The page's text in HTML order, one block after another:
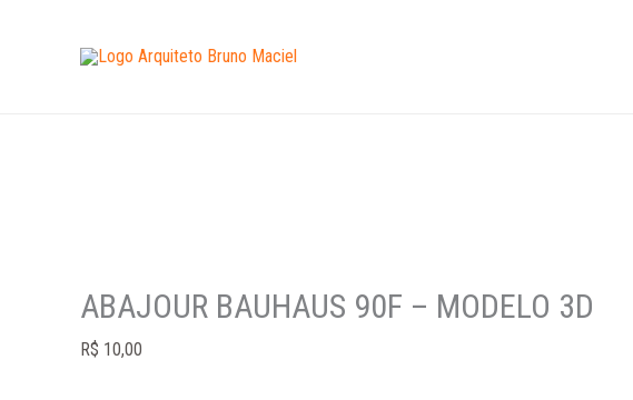
ABAJOUR BAUHAUS 90F – MODELO 3D
R$ 10,00
BAUHAUS